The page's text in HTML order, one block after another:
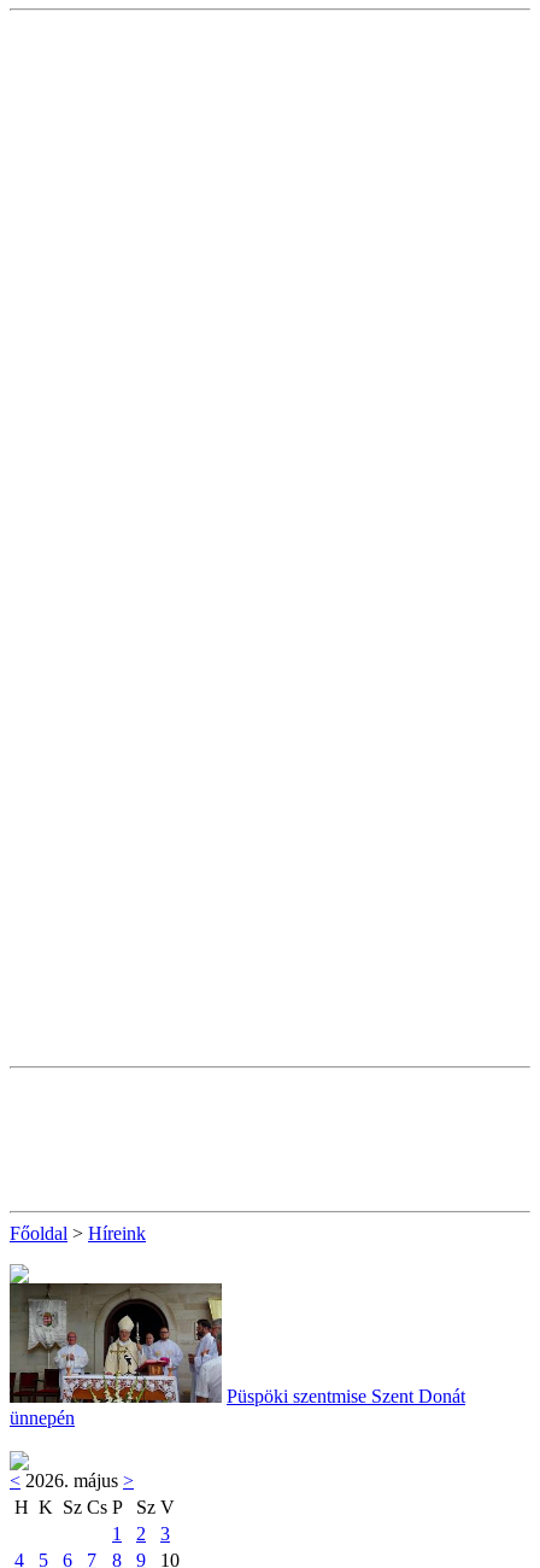
Főoldal > Híreink
Püspöki szentmise Szent Donát
ünnepén
< 2026. május >
H K Sz Cs P Sz V
1
2
3
4
5 6 7 8 9
10